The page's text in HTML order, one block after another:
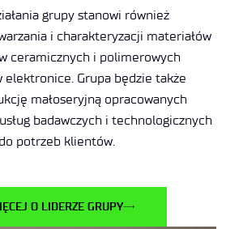
grupy stanowi również
i charakteryzacji materiałów
ceramicznych i polimerowych
elektronice. Grupa będzie także
małoseryjną opracowanych
badawczych i technologicznych
potrzeb klientów.
O LIDERZE GRUPY